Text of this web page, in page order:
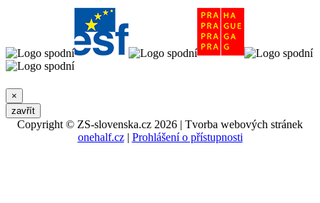
×
zavřít
Copyright © ZS-slovenska.cz 2026 | Tvorba webových stránek
onehalf.cz| Prohlášení o přístupnosti